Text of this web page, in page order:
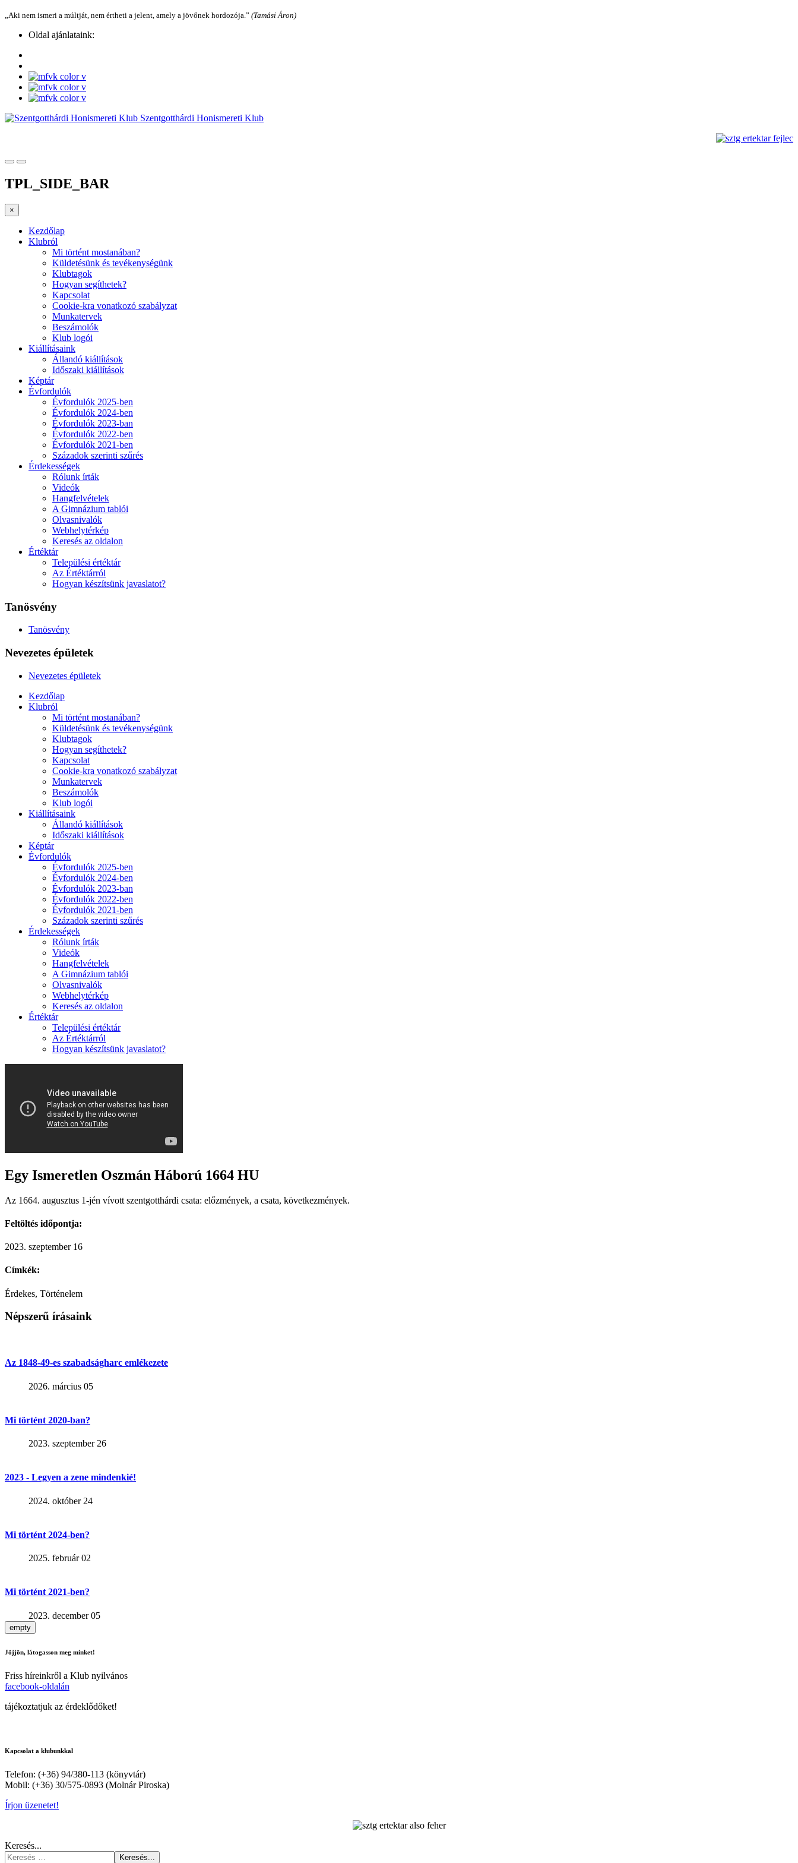
„Aki nem ismeri a múltját, nem értheti a jelent, amely a jövőnek hordozója.” (Tamási Áron)
Oldal ajánlataink:
Szentgotthárdi Honismereti Klub
TPL_SIDE_BAR
×
Kezdőlap
Klubról
Mi történt mostanában?
Küldetésünk és tevékenységünk
Klubtagok
Hogyan segíthetek?
Kapcsolat
Cookie-kra vonatkozó szabályzat
Munkatervek
Beszámolók
Klub logói
Kiállításaink
Állandó kiállítások
Időszaki kiállítások
Képtár
Évfordulók
Évfordulók 2025-ben
Évfordulók 2024-ben
Évfordulók 2023-ban
Évfordulók 2022-ben
Évfordulók 2021-ben
Századok szerinti szűrés
Érdekességek
Rólunk írták
Videók
Hangfelvételek
A Gimnázium tablói
Olvasnivalók
Webhelytérkép
Keresés az oldalon
Értéktár
Települési értéktár
Az Értéktárról
Hogyan készítsünk javaslatot?
Tanösvény
Tanösvény
Nevezetes épületek
Nevezetes épületek
Kezdőlap
Klubról
Mi történt mostanában?
Küldetésünk és tevékenységünk
Klubtagok
Hogyan segíthetek?
Kapcsolat
Cookie-kra vonatkozó szabályzat
Munkatervek
Beszámolók
Klub logói
Kiállításaink
Állandó kiállítások
Időszaki kiállítások
Képtár
Évfordulók
Évfordulók 2025-ben
Évfordulók 2024-ben
Évfordulók 2023-ban
Évfordulók 2022-ben
Évfordulók 2021-ben
Századok szerinti szűrés
Érdekességek
Rólunk írták
Videók
Hangfelvételek
A Gimnázium tablói
Olvasnivalók
Webhelytérkép
Keresés az oldalon
Értéktár
Települési értéktár
Az Értéktárról
Hogyan készítsünk javaslatot?
Egy Ismeretlen Oszmán Háború 1664 HU
Az 1664. augusztus 1-jén vívott szentgotthárdi csata: előzmények, a csata, következmények.
Feltöltés időpontja:
2023. szeptember 16
Címkék:
Érdekes, Történelem
Népszerű írásaink
Az 1848-49-es szabadságharc emlékezete
2026. március 05
Mi történt 2020-ban?
2023. szeptember 26
2023 - Legyen a zene mindenkié!
2024. október 24
Mi történt 2024-ben?
2025. február 02
Mi történt 2021-ben?
2023. december 05
empty
Jöjjön, látogasson meg minket!
Friss híreinkről a Klub nyilvános
facebook-oldalán
tájékoztatjuk az érdeklődőket!
Kapcsolat a klubunkkal
Telefon: (+36) 94/380-113 (könyvtár)
Mobil: (+36) 30/575-0893 (Molnár Piroska)
Írjon üzenetet!
Keresés...
Keresés...